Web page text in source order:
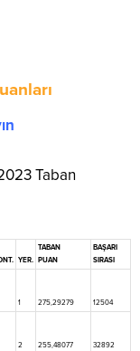
Taban
YER.
TABAN
PUAN
BAŞARI
SIRASI
1 275,29279 12504
2 255,48077 32892